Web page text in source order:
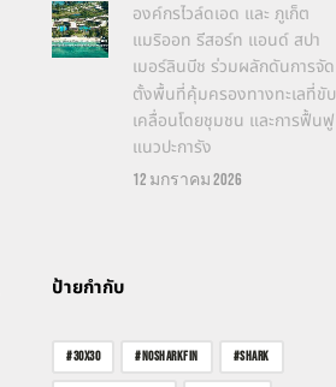
องค์กรไวล์ดเอด และ ภูเก็ต
แมริออท รีสอร์ท แอนด์ สปา
เมอร์ลินบีช ร่วมผลักดันการจัด
ตั้งพื้นที่คุ้มครองทางทะเลที่ขับ
เคลื่อนโดยชุมชน และการฟื้นฟู
แนวปะการัง
12 มกราคม 2026
ป้ายกำกับ
#30X30 #NOSHARKFIN #SHARK